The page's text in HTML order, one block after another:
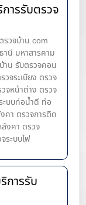
ารรับตรวจ
รวจบ้าน.com
นี มหาสารคาม
าน รับตรวจคอน
จระเบียง ตรวจ
จหน้าต่าง​ ตรวจ
ะบบท่อน้ำ​ดี ท่อ
คา ตรวจการติด
ลังคา ตรวจ
ระบบไฟ
การรับ